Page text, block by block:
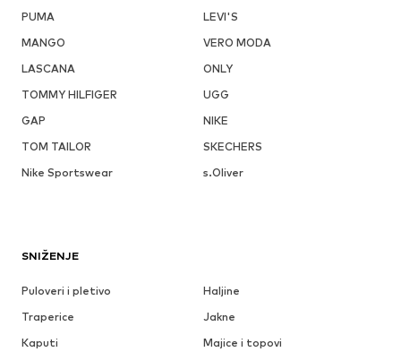
PUMA
LEVI'S
MANGO
VERO MODA
LASCANA
ONLY
TOMMY HILFIGER
UGG
GAP
NIKE
TOM TAILOR
SKECHERS
Nike Sportswear
s.Oliver
SNIŽENJE
Puloveri i pletivo
Haljine
Traperice
Jakne
Kaputi
Majice i topovi